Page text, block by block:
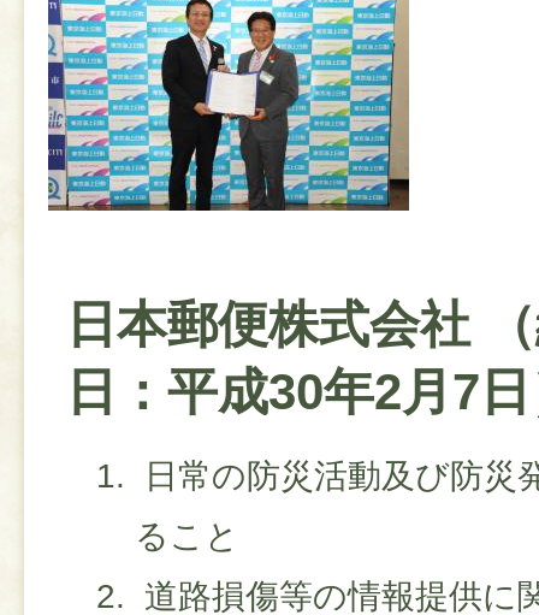
日本郵便株式会社
日：平成30年2月7
日常の防災活動及び防災
ること
道路損傷等の情報提供に